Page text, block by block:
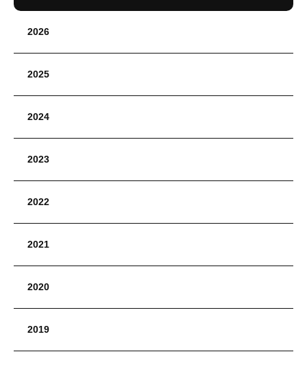
2026
2025
2024
2023
2022
2021
2020
2019